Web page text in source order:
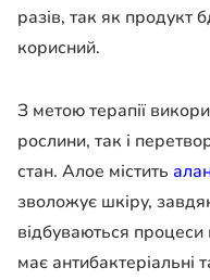
разів, так як продукт
корисний.
З метою терапії
рослини, так і
стан. Алое містить
зволожує шкіру,
відбуваються процеси
має антибактеріальні